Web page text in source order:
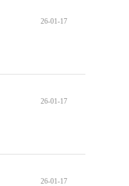
26-01-17
26-01-17
26-01-17